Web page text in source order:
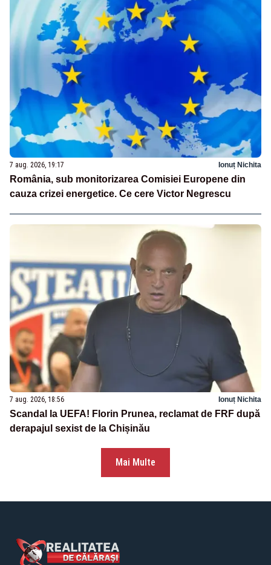
7 aug. 2026, 19:17 Ionuț Nichita
România, sub monitorizarea Comisiei Europene din
cauza crizei energetice. Ce cere Victor Negrescu
7 aug. 2026, 18:56 Ionuț Nichita
Scandal la UEFA! Florin Prunea, reclamat de FRF după
derapajul sexist de la Chișinău
Mai Multe